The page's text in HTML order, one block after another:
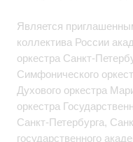
Является
коллектива России
оркестра Санкт-
Симфонического
Духового оркестра
оркестра
Санкт-Петербурга,
государственного